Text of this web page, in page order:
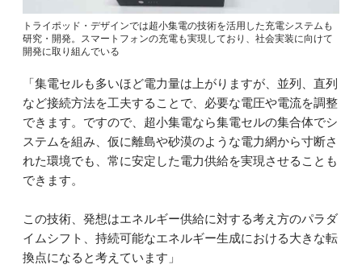
トライポッド・デザインでは超小集電の技術を活用した充電システムも
研究・開発。スマートフォンの充電も実現しており、社会実装に向けて
開発に取り組んでいる
「集電セルも多いほど電力量は上がりますが、並列、直列
など接続方法を工夫することで、必要な電圧や電流を調整
できます。ですので、超小集電なら集電セルの集合体でシ
ステムを組み、仮に離島や砂漠のような電力網から寸断さ
れた環境でも、常に安定した電力供給を実現させることも
できます。
この技術、発想はエネルギー供給に対する考え方のパラダ
イムシフト、持続可能なエネルギー生成における大きな転
換点になると考えています」